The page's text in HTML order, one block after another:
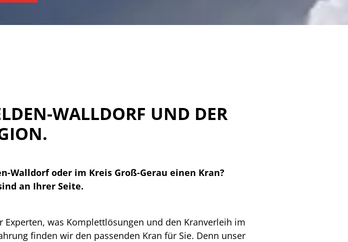
WALLDORF UND DER
Walldorf oder im Kreis Groß-Gerau einen Kran?
an Ihrer Seite.
was Komplettlösungen und den Kranverleih im
finden wir den passenden Kran für Sie. Denn unser